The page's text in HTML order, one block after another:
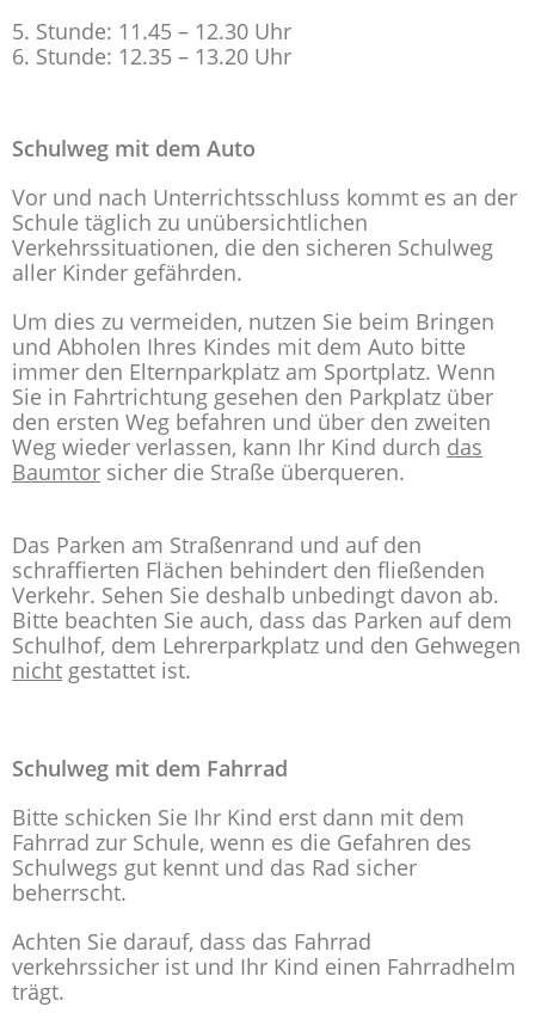
Stunde: 11.45 – 12.30 Uhr
Stunde: 12.35 – 13.20 Uhr
Schulweg mit dem Auto
Vor und nach Unterrichtsschluss kommt es an der
Schule täglich zu unübersichtlichen
Verkehrssituationen, die den sicheren Schulweg
aller Kinder gefährden.
Um dies zu vermeiden, nutzen Sie beim Bringen
und Abholen Ihres Kindes mit dem Auto bitte
immer den Elternparkplatz am Sportplatz. Wenn
Sie in Fahrtrichtung gesehen den Parkplatz über
den ersten Weg befahren und über den zweiten
Weg wieder verlassen, kann Ihr Kind durch das
Baumtor sicher die Straße überqueren.
Das Parken am Straßenrand und auf den
schraffierten Flächen behindert den fließenden
Verkehr. Sehen Sie deshalb unbedingt davon ab.
Bitte beachten Sie auch, dass das Parken auf dem
Schulhof, dem Lehrerparkplatz und den Gehwegen
nicht gestattet ist.
Schulweg mit dem Fahrrad
Bitte schicken Sie Ihr Kind erst dann mit dem
Fahrrad zur Schule, wenn es die Gefahren des
Schulwegs gut kennt und das Rad sicher
beherrscht.
Achten Sie darauf, dass das Fahrrad
verkehrssicher ist und Ihr Kind einen Fahrradhelm
trägt.